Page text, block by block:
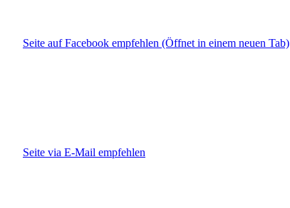
Seite auf Facebook empfehlen (Öffnet in einem neuen Tab)
Seite via E-Mail empfehlen